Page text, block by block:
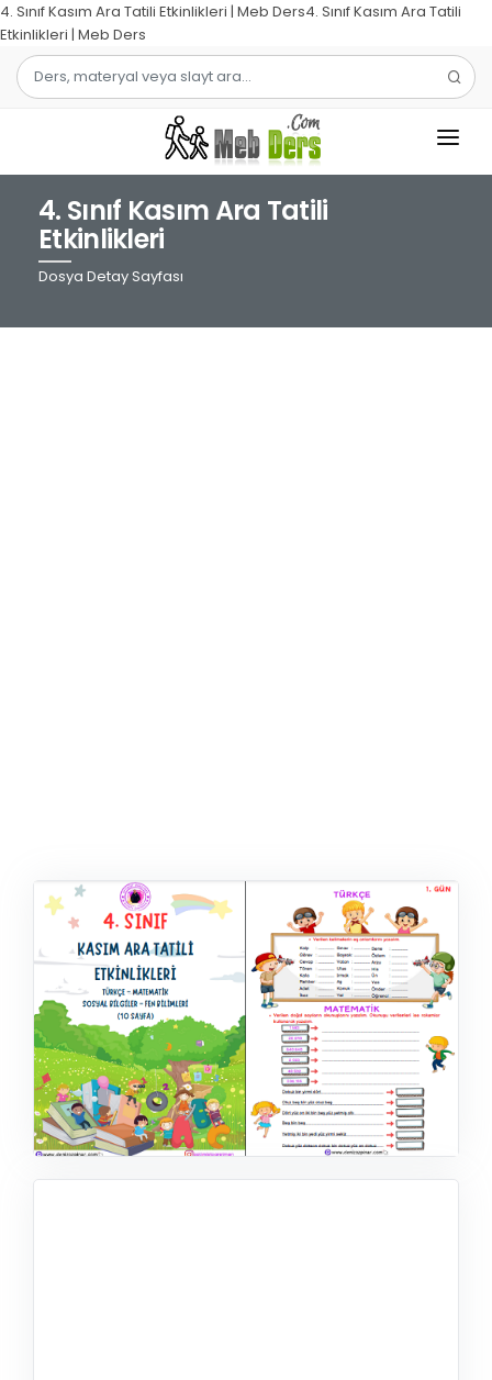
4. Sınıf Kasım Ara Tatili Etkinlikleri | Meb Ders4. Sınıf Kasım Ara Tatili
Etkinlikleri | Meb Ders
1.SINIF
2.SINIF
4. Sınıf Kasım Ara Tatili
Etkinlikleri
Dosya Detay Sayfası